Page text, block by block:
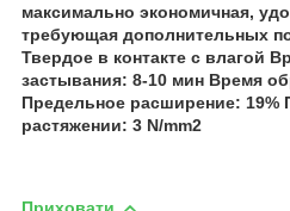
максимально экономичная,
требующая дополнительных
Твердое в контакте с влагой
застывания: 8-10 мин Время
Предельное расширение: 19%
растяжении: 3 N/mm2
Приховати